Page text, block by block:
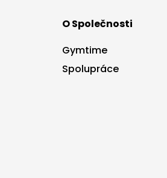
O Společnosti
Gymtime
Spolupráce